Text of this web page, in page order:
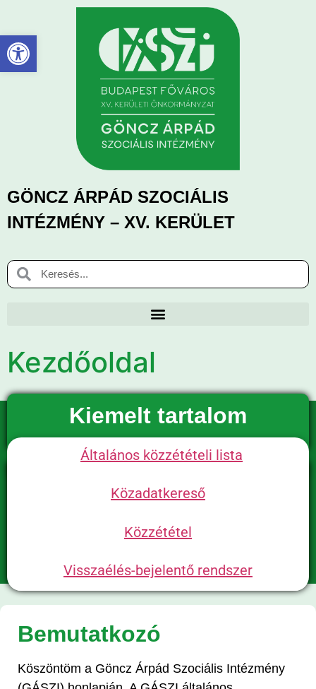
Eszköztár megnyitása
GÖNCZ ÁRPÁD SZOCIÁLIS
INTÉZMÉNY – XV. KERÜLET
Kezdőoldal
Kiemelt tartalom
Általános közzétételi lista
Közadatkereső
Közzététel
Visszaélés-bejelentő rendszer
Bemutatkozó
Köszöntöm a Göncz Árpád Szociális Intézmény